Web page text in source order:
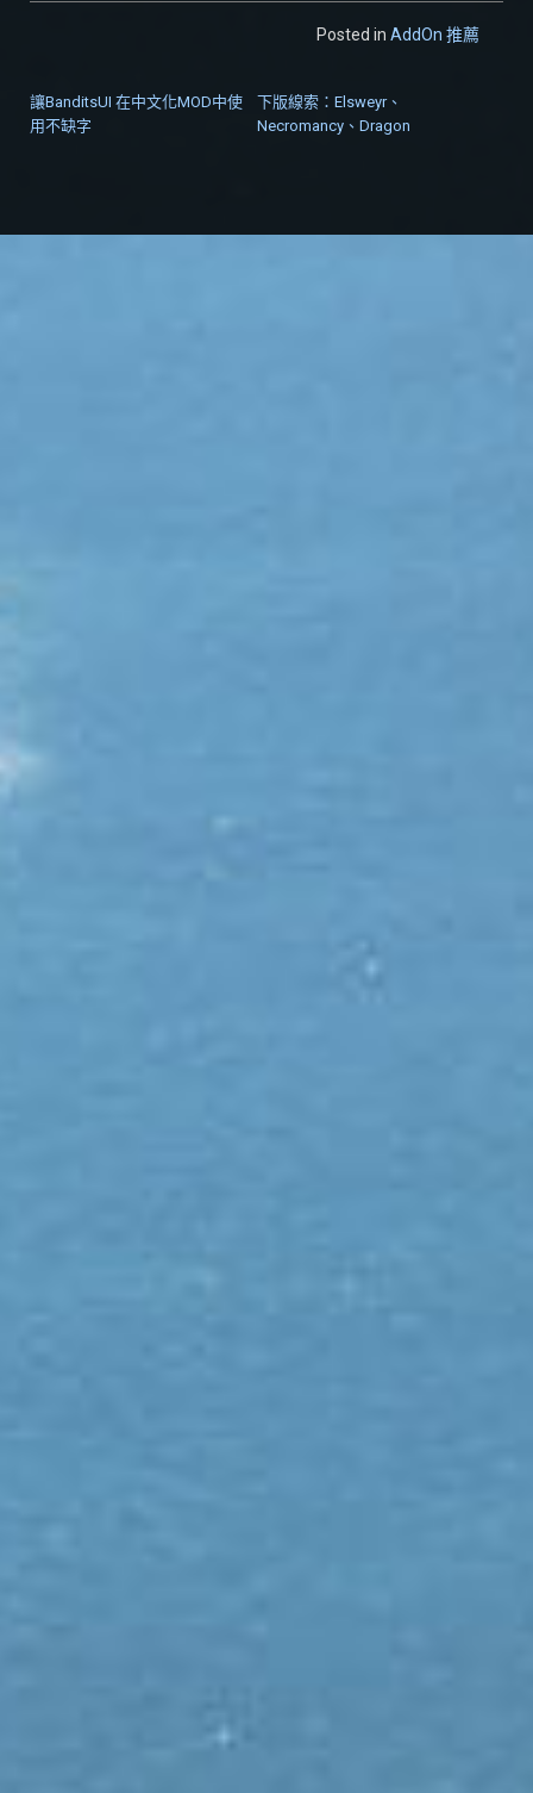
Posted in AddOn 推薦
文章導覽
讓BanditsUI 在中文化MOD中使
用不缺字
下版線索：Elsweyr、
Necromancy、Dragon